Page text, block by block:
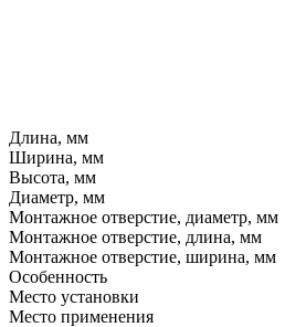
Длина, мм
Ширина, мм
Высота, мм
Диаметр, мм
Монтажное отверстие, диаметр, мм
Монтажное отверстие, длина, мм
Монтажное отверстие, ширина, мм
Особенность
Место установки
Место применения